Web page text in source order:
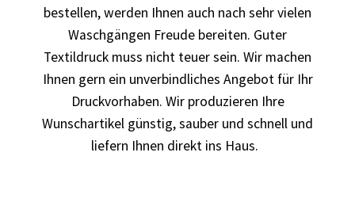
Autorennen T-Shirts Kaufen selber gestalten und
bedrucken
Babykleidung Kaufen – Motive selber gestalten und
bedrucken
Backen – Bäcker T Shirts Kaufen – Motive selber gestalten
bestellen, werden Ihnen auch nach sehr vielen
Waschgängen Freude bereiten. Guter
Textildruck muss nicht teuer sein. Wir machen
Ihnen gern ein unverbindliches Angebot für Ihr
Druckvorhaben. Wir produzieren Ihre
Wunschartikel günstig, sauber und schnell und
liefern Ihnen direkt ins Haus.